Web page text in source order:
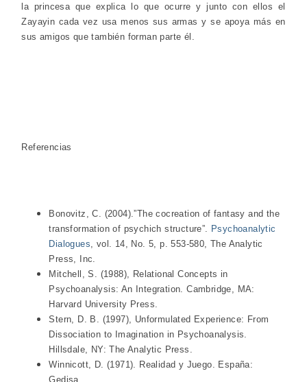
la princesa que explica lo que ocurre y junto con ellos el
Zayayin cada vez usa menos sus armas y se apoya más en
sus amigos que también forman parte él.
Referencias
Bonovitz, C. (2004).”The cocreation of fantasy and the
transformation of psychich structure”. Psychoanalytic
Dialogues , vol. 14, No. 5, p. 553-580, The Analytic
Press, Inc.
Mitchell, S. (1988), Relational Concepts in
Psychoanalysis: An Integration. Cambridge, MA:
Harvard University Press.
Stern, D. B. (1997), Unformulated Experience: From
Dissociation to Imagination in Psychoanalysis.
Hillsdale, NY: The Analytic Press.
Winnicott, D. (1971). Realidad y Juego. España:
Gedisa.